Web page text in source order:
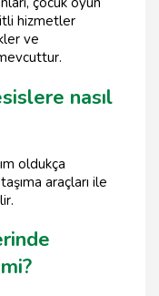
hizmetler
ve
nasıl
oldukça
araçları ile